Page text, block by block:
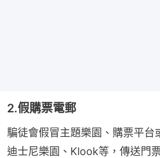
2.假購票電郵
騙徒會假冒主題樂園、購票平台
迪士尼樂園、Klook等，傳送門